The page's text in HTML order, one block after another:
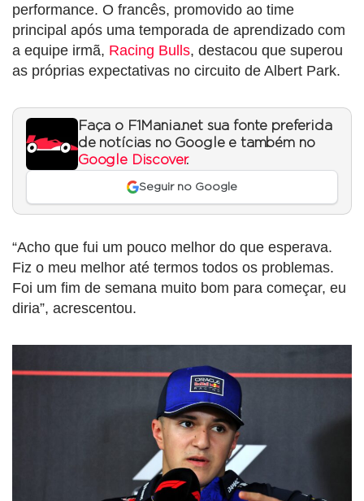
performance. O francês, promovido ao time
principal após uma temporada de aprendizado com
a equipe irmã, Racing Bulls, destacou que superou
as próprias expectativas no circuito de Albert Park.
Faça o F1Mania.net sua fonte preferida
de notícias no Google e também no
Google Discover.
Seguir no Google
“Acho que fui um pouco melhor do que esperava.
Fiz o meu melhor até termos todos os problemas.
Foi um fim de semana muito bom para começar, eu
diria”, acrescentou.